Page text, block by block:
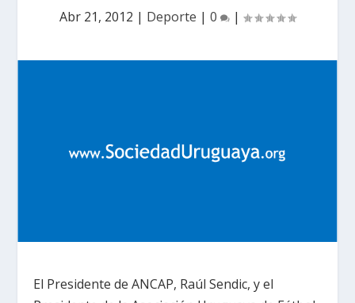
Abr 21, 2012 | Deporte | 0 |
El Presidente de ANCAP, Raúl Sendic, y el